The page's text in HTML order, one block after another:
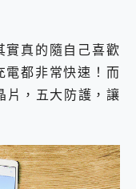
實真的隨自己喜歡
電都非常快速！而
片，五大防護，讓